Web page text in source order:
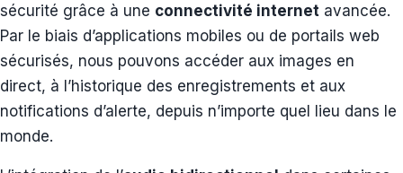
sécurité grâce à une connectivité internet avancée.
Par le biais d’applications mobiles ou de portails web
sécurisés, nous pouvons accéder aux images en
direct, à l’historique des enregistrements et aux
notifications d’alerte, depuis n’importe quel lieu dans le
monde.